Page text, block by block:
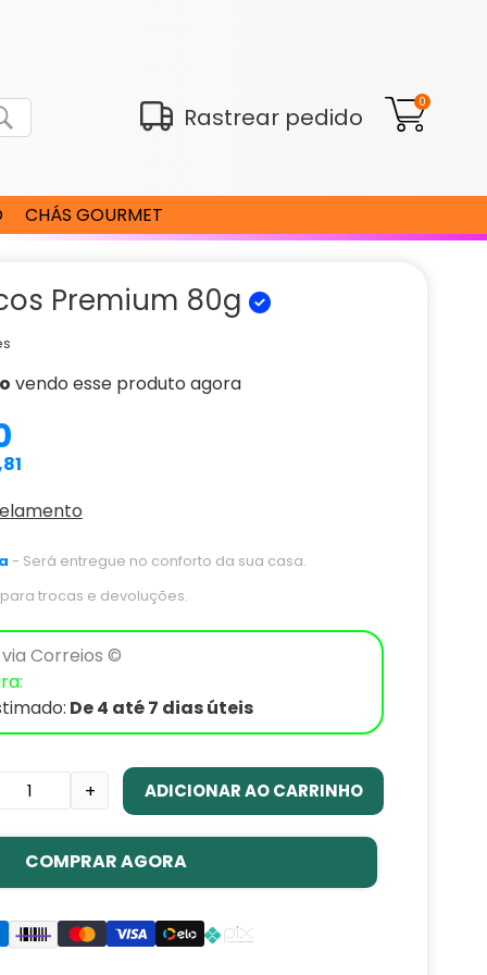
Rastrear pedido
0
CHÁS GOURMET
Premium 80g
vendo esse produto agora
- Será entregue no conforto da sua casa.
trocas e devoluções.
Correios ©
De 4 até 7 dias úteis
+ ADICIONAR AO CARRINHO
COMPRAR AGORA